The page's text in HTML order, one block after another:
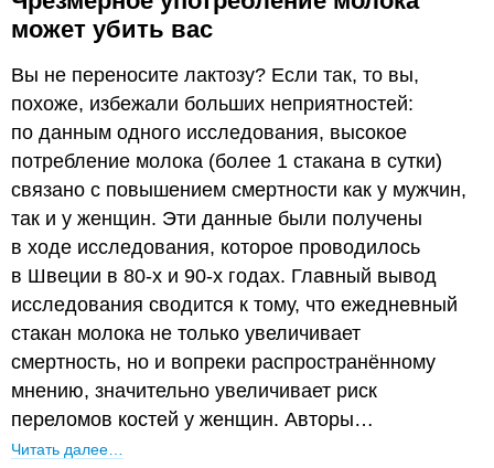
может убить вас
Вы не переносите лактозу? Если так, то вы,
похоже, избежали больших неприятностей:
по данным одного исследования, высокое
потребление молока (более 1 стакана в сутки)
связано с повышением смертности как у мужчин,
так и у женщин. Эти данные были получены
в ходе исследования, которое проводилось
в Швеции в 80-х и 90-х годах. Главный вывод
исследования сводится к тому, что ежедневный
стакан молока не только увеличивает
смертность, но и вопреки распространённому
мнению, значительно увеличивает риск
переломов костей у женщин. Авторы…
Читать далее…